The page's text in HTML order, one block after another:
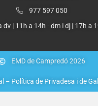
977 597 050
dv | 11h a 14h - dm i dj | 17h a
EMD de Campredó 2026
– Política de Privadesa i de